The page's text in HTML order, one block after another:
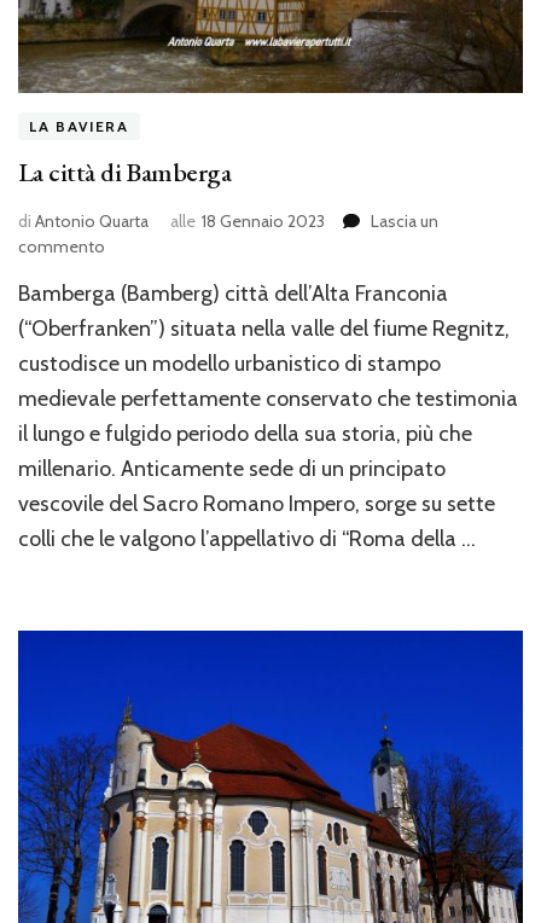
LA BAVIERA
La città di Bamberga
di Antonio Quarta alle 18 Gennaio 2023
Lascia un
commento
città
di
Bamberga (Bamberg) città dell’Alta Franconia
(“Oberfranken”) situata nella valle del fiume Regnitz,
custodisce un modello urbanistico di stampo
medievale perfettamente conservato che testimonia
il lungo e fulgido periodo della sua storia, più che
millenario. Anticamente sede di un principato
vescovile del Sacro Romano Impero, sorge su sette
colli che le valgono l’appellativo di “Roma della …